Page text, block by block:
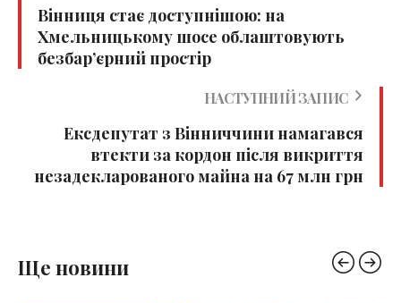
Вінниця стає доступнішою: на
Хмельницькому шосе облаштовують
безбар’єрний простір
НАСТУПНИЙ ЗАПИС
Ексдепутат з Вінниччини намагався
втекти за кордон після викриття
незадекларованого майна на 67 млн грн
Ще новини